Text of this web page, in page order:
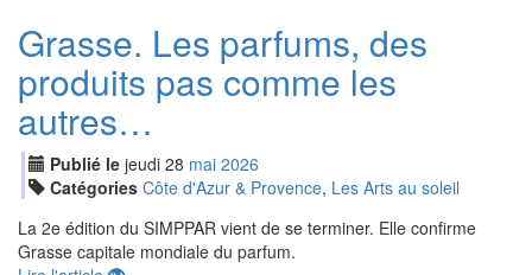
Grasse. Les parfums, des
produits pas comme les
autres…
Publié le jeudi 28 mai 2026
Catégories Côte d'Azur & Provence, Les Arts au soleil
La 2e édition du SIMPPAR vient de se terminer. Elle confirme
Grasse capitale mondiale du parfum.